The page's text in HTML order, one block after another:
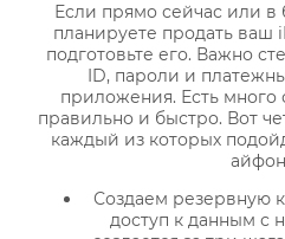
Если прямо сейчас или
планируете продать ваш
подготовьте его. Важно
ID, пароли и
приложения. Есть много
правильно и быстро. Вот
каждый из которых
Создаем резервную
доступ к данным с